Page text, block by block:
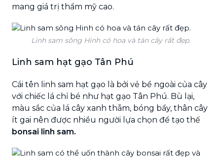
mang giá trị thẩm mỹ cao.
Linh sam sông Hinh có hoa và tán cây rất đẹp.
Linh sam hạt gạo Tân Phú
Cái tên linh sam hạt gạo là bởi vẻ bề ngoài của cây
với chiếc lá chỉ bé như hạt gạo Tân Phú. Bù lại,
màu sắc của lá cây xanh thẫm, bóng bẩy, thân cây
ít gai nên được nhiều người lựa chọn để tạo thế
bonsai linh sam.